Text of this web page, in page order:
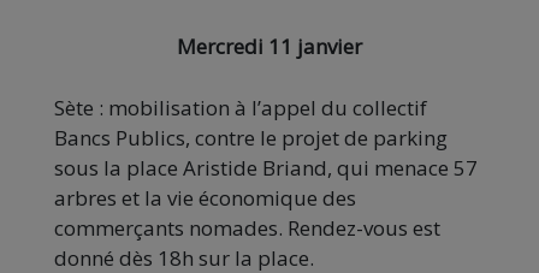
Mercredi 11 janvier
Sète : mobilisation à l’appel du collectif
Bancs Publics, contre le projet de parking
sous la place Aristide Briand, qui menace 57
arbres et la vie économique des
commerçants nomades. Rendez-vous est
donné dès 18h sur la place.